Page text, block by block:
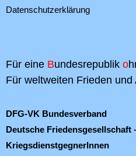
Datenschutzerklärung
Für eine Bundesrepublik o
Für weltweiten Frieden und
DFG-VK Bundesverband
Deutsche Friedensgesellschaft
KriegsdienstgegnerInnen